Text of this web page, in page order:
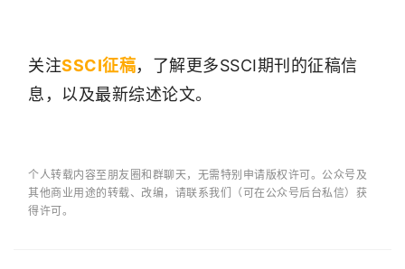
关注SSCI征稿，了解更多SSCI期刊的征稿信
息，以及最新综述论文。
个人转载内容至朋友圈和群聊天，无需特别申请版权许可。公众号及
其他商业用途的转载、改编，请联系我们（可在公众号后台私信）获
得许可。